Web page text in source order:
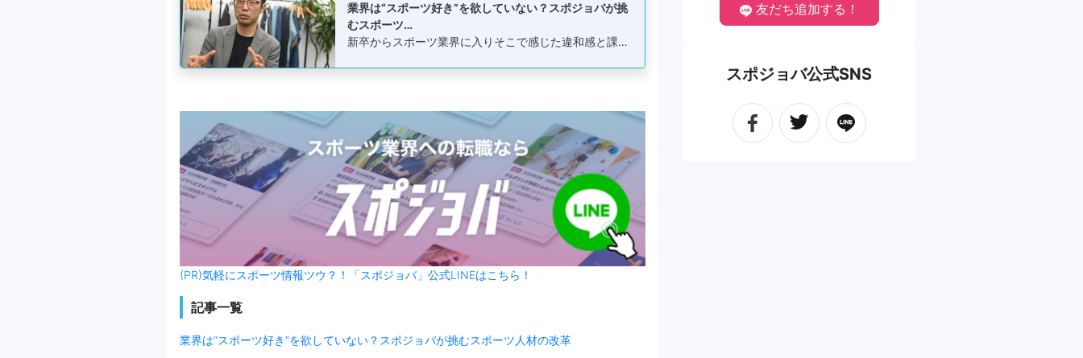
業界は“スポーツ好き”を欲していない？スポジョバが挑
むスポーツ…
新卒からスポーツ業界に入りそこで感じた違和感と課…
(PR)気軽にスポーツ情報ツウ？！「スポジョバ」公式LINEはこちら！
記事一覧
業界は“スポーツ好き”を欲していない？スポジョバが挑むスポーツ人材の改革
友だち追加する！
スポジョバ公式SNS